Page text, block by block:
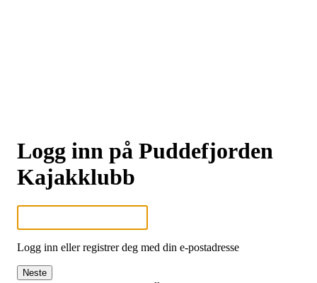
Logg inn på Puddefjorden
Kajakklubb
Logg inn eller registrer deg med din e-postadresse
Neste